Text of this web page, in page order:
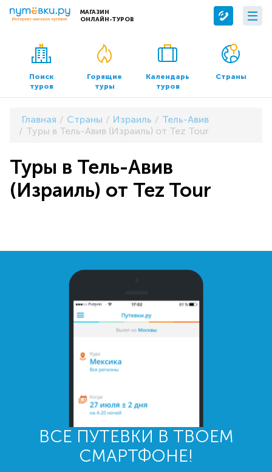
МАГАЗИН
ОНЛАЙН-ТУРОВ
Сервисы
Бронирование отелей
Трансфер
О компании
О нас
Контакты
Документы и реквизиты
Поиск
туров
Горящие
туры
Календарь
туров
Страны
Главная Страны Израиль
Тель-Авив
Туры в Тель-Авив (Израиль) от Tez Tour
Туры в Тель-Авив
(Израиль) от Tez Tour
ВСЕ ПУТЕВКИ В ТВОЕМ
СМАРТФОНЕ!